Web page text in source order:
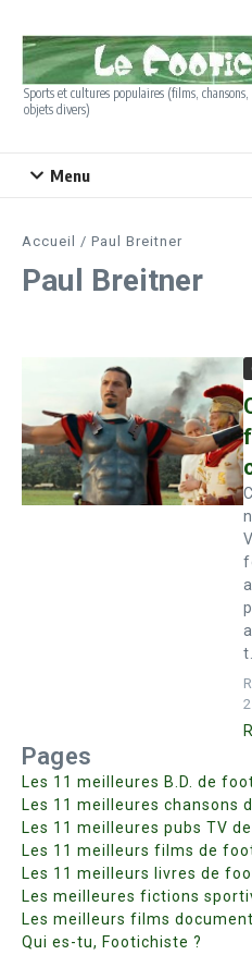
Sports et cultures populaires (films,
objets divers)
Menu
Accueil / Paul Breitner
Paul Breitner
Pages
Les 11 meilleures B.D. de
Les 11 meilleures chansons
Les 11 meilleures pubs TV
Les 11 meilleurs films de
Les 11 meilleurs livres de
Les meilleures fictions
Les meilleurs films
Qui es-tu, Footichiste ?